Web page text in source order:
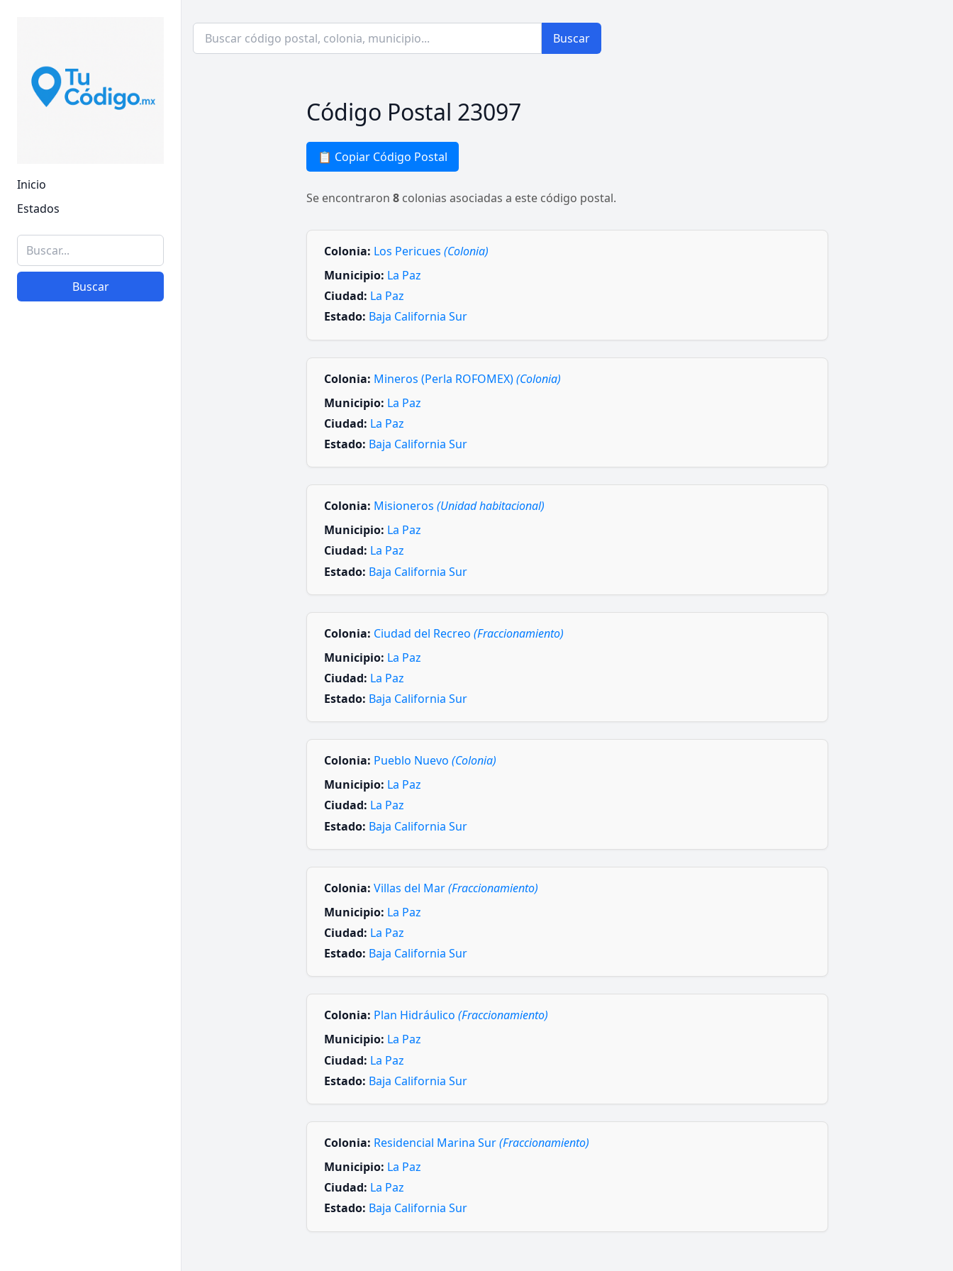
Inicio
Estados
Buscar
Buscar
Código Postal 23097
📋 Copiar Código Postal
Se encontraron 8 colonias asociadas a este código postal.
Colonia: Los Pericues (Colonia)
Municipio: La Paz
Ciudad: La Paz
Estado: Baja California Sur
Colonia: Mineros (Perla ROFOMEX)(Colonia)
Municipio: La Paz
Ciudad: La Paz
Estado: Baja California Sur
Colonia: Misioneros (Unidad habitacional)
Municipio: La Paz
Ciudad: La Paz
Estado: Baja California Sur
Colonia: Ciudad del Recreo (Fraccionamiento)
Municipio: La Paz
Ciudad: La Paz
Estado: Baja California Sur
Colonia: Pueblo Nuevo (Colonia)
Municipio: La Paz
Ciudad: La Paz
Estado: Baja California Sur
Colonia: Villas del Mar(Fraccionamiento)
Municipio: La Paz
Ciudad: La Paz
Estado: Baja California Sur
Colonia: Plan Hidráulico (Fraccionamiento)
Municipio: La Paz
Ciudad: La Paz
Estado: Baja California Sur
Colonia: Residencial Marina Sur(Fraccionamiento)
Municipio: La Paz
Ciudad: La Paz
Estado: Baja California Sur